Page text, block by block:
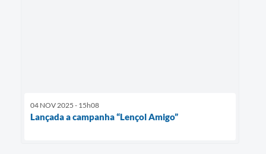
04 NOV 2025 - 15h08
Lançada a campanha “Lençol Amigo”